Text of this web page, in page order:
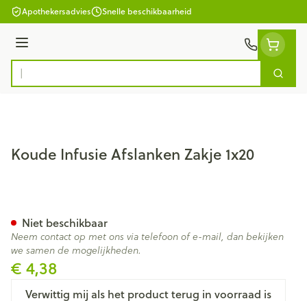
Ga naar de inhoud
Apothekersadvies Snelle beschikbaarheid
Menu
Product, merk, categorie...
Zoek
Koude Infusie Afslanken Zakje 1x20
€ 4,38
Verwittig mij als het product terug in voorraad is
Niet beschikbaar
Neem contact op met ons via telefoon of e-mail, dan bekijken
we samen de mogelijkheden.